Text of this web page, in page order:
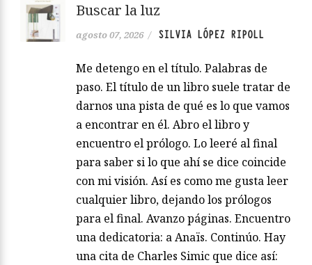
Buscar la luz
agosto 07, 2026 / SILVIA LÓPEZ RIPOLL
Me detengo en el título. Palabras de
paso. El título de un libro suele tratar de
darnos una pista de qué es lo que vamos
a encontrar en él. Abro el libro y
encuentro el prólogo. Lo leeré al final
para saber si lo que ahí se dice coincide
con mi visión. Así es como me gusta leer
cualquier libro, dejando los prólogos
para el final. Avanzo páginas. Encuentro
una dedicatoria: a Anaïs. Continúo. Hay
una cita de Charles Simic que dice así: